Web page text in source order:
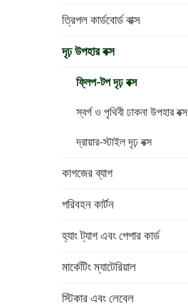
ত্রিপল কার্ডবোর্ড বাক্স
দৃঢ় উপহার বক্স
ফ্লিপ-টপ দৃঢ় বক্স
স্বর্গ ও পৃথিবী ঢাকনা উপহার বক্স
দ্রায়ার-স্টাইল দৃঢ় বক্স
কাগজের ব্যাগ
পরিবহন কার্টন
হ্যাং ট্যাগ এবং পেপার কার্ড
মার্কেটিং ম্যাটেরিয়াল
স্টিকার এবং লেবেল